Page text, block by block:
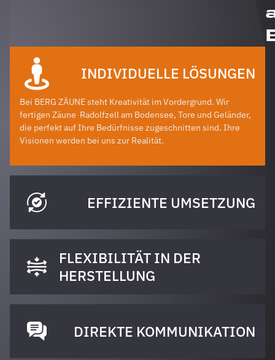
INDIVIDUELLE LÖSUNGEN
Bei BERG ZÄUNE steht Kreativität im Vordergrund. Wir
fertigen Zäune Radolfzell am Bodensee, Tore und Geländer,
die perfekt auf Ihre Bedürfnisse zugeschnitten sind. Ihre
Visionen werden bei uns zur Realität.
EFFIZIENTE UMSETZUNG
FLEXIBILITÄT IN DER
HERSTELLUNG
DIREKTE KOMMUNIKATION